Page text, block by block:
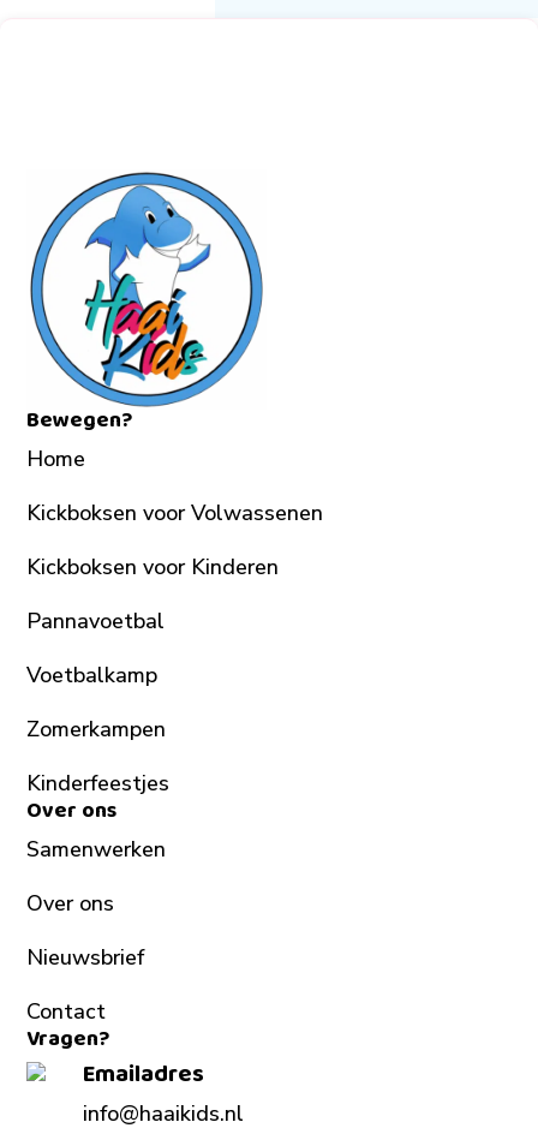
Bewegen?
Home
Kickboksen voor Volwassenen
Kickboksen voor Kinderen
Pannavoetbal
Voetbalkamp
Zomerkampen
Kinderfeestjes
Over ons
Samenwerken
Over ons
Nieuwsbrief
Contact
Vragen?
Emailadres
info@haaikids.nl